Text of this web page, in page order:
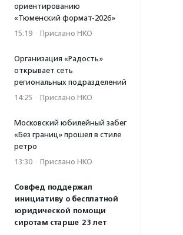
ориентированию
«Тюменский формат-2026»
15:19 · Прислано НКО
Организация «Радость»
открывает сеть
региональных подразделений
14:25 · Прислано НКО
Московский юбилейный забег
«Без границ» прошел в стиле
ретро
13:30 · Прислано НКО
Совфед поддержал
инициативу о бесплатной
юридической помощи
сиротам старше 23 лет